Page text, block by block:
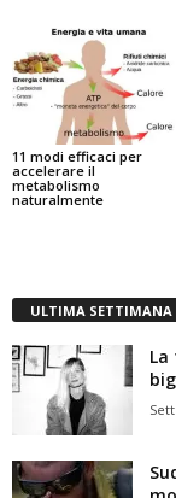
11 modi efficaci per
accelerare il
metabolismo
naturalmente
ULTIMA SETTIMANA